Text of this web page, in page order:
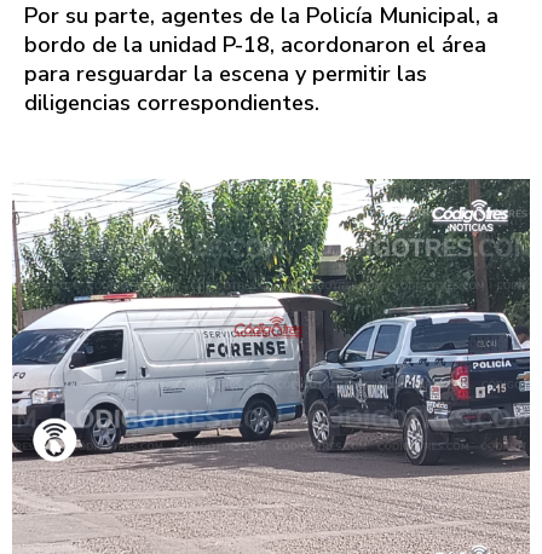
Por su parte, agentes de la Policía Municipal, a
bordo de la unidad P-18, acordonaron el área
para resguardar la escena y permitir las
diligencias correspondientes.